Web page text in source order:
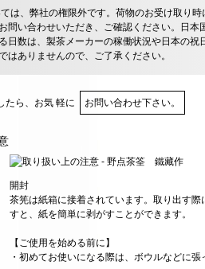
は、弊社の権限外です。荷物のお受け取り
問い合わせいただき、ご確認ください。日本
日数は、製茶メーカーの稼働状況や日本の
はありませんので、ご了承ください。
たら、お気 軽に お問い合わせ下さい。
開封
茶筅は紙箱に接着されています。取り出す
すと、紙を簡単に剥がすことができます。
【ご使用を始める前に】
・初めてお使いになる際は、ボウルなどに